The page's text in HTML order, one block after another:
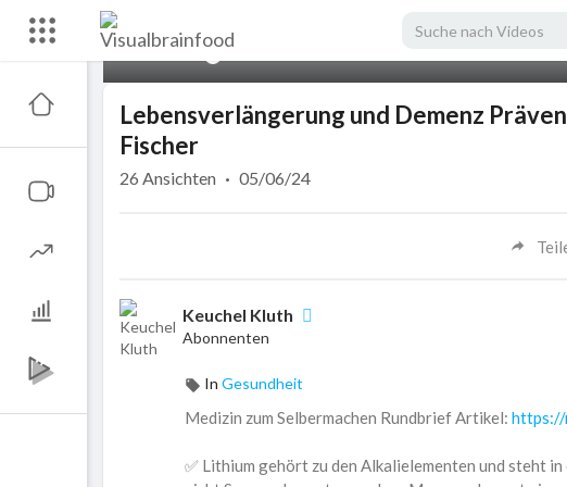
Lebensverlängerung und Demenz
Fischer
26 Ansichten · 05/06/24
Keuchel Kluth
Abonnenten
In Gesundheit
Medizin zum Selbermachen Rundbrief Artikel: https://
✅ Lithium gehört zu den Alkalielementen und steht